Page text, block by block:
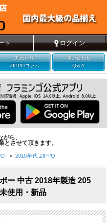
ト ログイン
丸わかり
ZIPPOコラム
問い合わせ
Q＆A
がら、
とさせて頂きます。
> 2010年代 ZIPPO
ー 中古 2018年製造 205
使用・新品